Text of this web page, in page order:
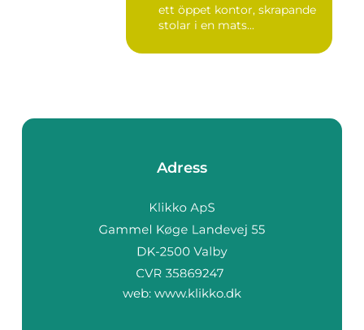
ett öppet kontor, skrapande
stolar i en mats...
Adress
web: www.klikko.dk